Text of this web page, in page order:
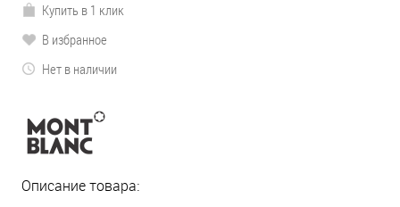
Купить в 1 клик
В избранное
Нет в наличии
Описание товара: